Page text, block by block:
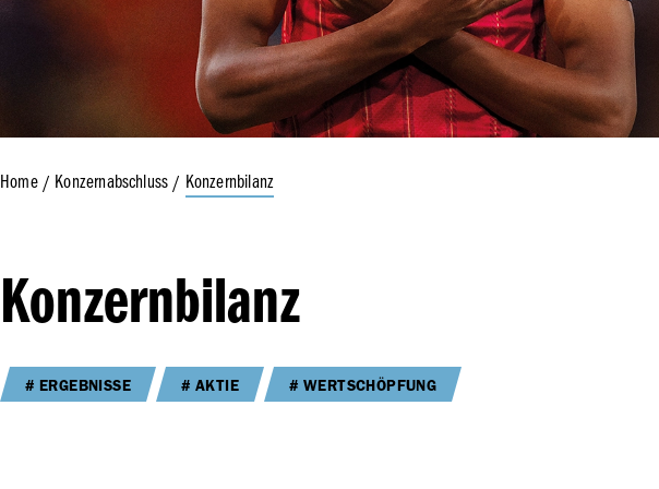
Prüfungsvermerk des unabhängigen
Wirtschaftsprüfers –
Konzernnachhaltigkeits­erklärung
Home Konzernabschluss Konzernbilanz
Konzernbilanz
ERGEBNISSE AKTIE WERTSCHÖPFUNG